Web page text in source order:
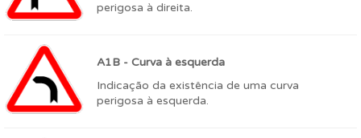
perigosa à direita.
A1B - Curva à esquerda
Indicação da existência de uma curva
perigosa à esquerda.